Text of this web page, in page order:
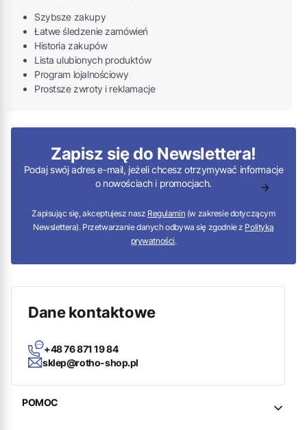
Szybsze zakupy
Łatwe śledzenie zamówień
Historia zakupów
Lista ulubionych produktów
Program lojalnościowy
Prostsze zwroty i reklamacje
Zapisz się do Newslettera!
Podaj swój adres e-mail, jeżeli chcesz otrzymywać informacje
o nowościach i promocjach.
Zapisując się, akceptujesz nasz Regulamin (w zakresie dotyczącym
Newslettera). Przetwarzanie danych odbywa się zgodnie z Polityką
prywatności.
Dane kontaktowe
+48 76 871 19 84
sklep@rotho-shop.pl
Linki w stopce
POMOC